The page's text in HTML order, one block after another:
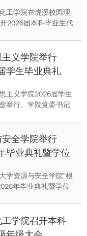
工学院在虎溪校园理
2026届本科毕业生代
业班学生干部、党员、
座谈会。
义学院举行
学生毕业典礼
主义学院2026届学生
举行。学院党委书记
见证这一重要时刻。
副书记袁利主持。
全学院举行
毕业典礼暨学位
学资源与安全学院“根
年毕业典礼暨学位
刘莉、周雷，煤矿灾
点实验室副主任彭守
学院召开本科